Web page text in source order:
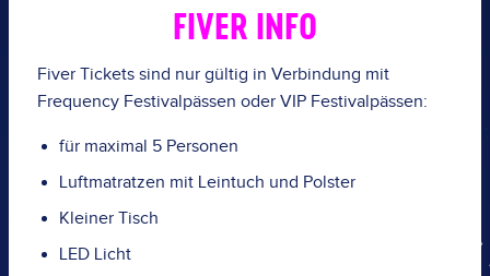
FIVER INFO
Fiver Tickets sind nur gültig in Verbindung mit
Frequency Festivalpässen oder VIP Festivalpässen:
für maximal 5 Personen
Luftmatratzen mit Leintuch und Polster
Kleiner Tisch
LED Licht